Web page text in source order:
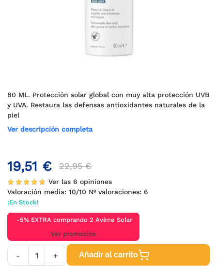
80 ML. Protección solar global con muy alta protección UVB
y UVA. Restaura las defensas antioxidantes naturales de la
piel
Ver descripción completa
19,51 € 22,95 €
Ver las 6 opiniones
Valoración media: 10/10 Nº valoraciones: 6
¡En Stock!
-5% EXTRA comprando 2 Avène Solar
Ver promoción
- + Añadir al carrito